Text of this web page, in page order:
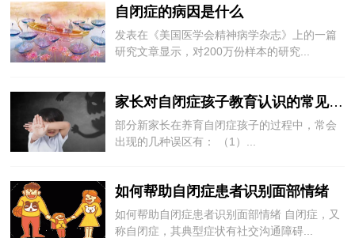
自闭症的病因是什么
发表在《美国医学会精神病学杂志》上的一篇
研究文章显示，对200万份样本的研究...
家长对自闭症孩子教育认识的常见误区
部分新家长在养育自闭症孩子的过程中，常会
出现的几种误区有： （1）...
如何帮助自闭症患者识别面部情绪
如何帮助自闭症患者识别面部情绪 自闭症，又
称自闭症，其典型症状有社交沟通障碍...